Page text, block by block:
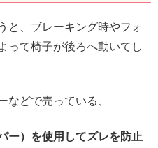
と、ブレーキング時やフォ
って椅子が後ろへ動いてし
などで売っている、
ー）を使用してズレを防止